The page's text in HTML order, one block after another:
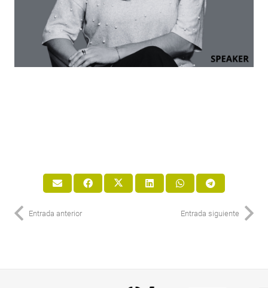
Entrada anterior Entrada siguiente